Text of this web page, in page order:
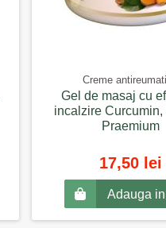
Creme
Gel de masaj cu
incalzire Curcumin,
Praemium
17,50 lei
Adauga